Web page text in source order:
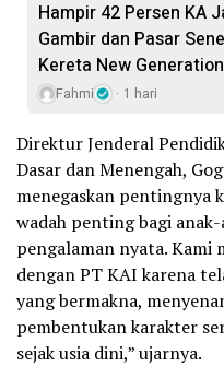
Hampir 42 Persen KA
Gambir dan Pasar
Kereta New Generation
Fahmi 1 hari
Direktur Jenderal
Dasar dan Menengah,
menegaskan pentingnya
wadah penting bagi
pengalaman nyata. Kami
dengan PT KAI karena
yang bermakna,
pembentukan karakter
sejak usia dini,” ujarnya.